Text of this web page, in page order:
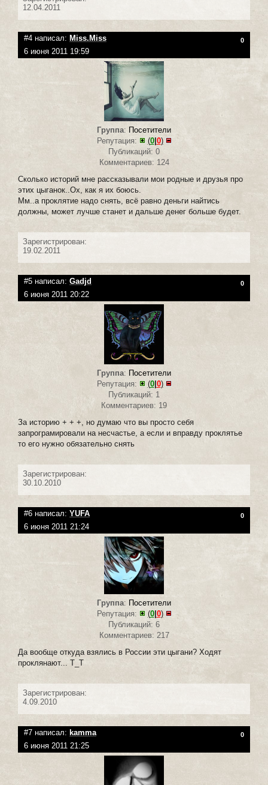
12.04.2011
#4 написал: Miss.Miss 0
6 июня 2011 19:59
Группа: Посетители
Репутация:
(0| 0)
Публикаций: 0
Комментариев: 124
Сколько историй мне рассказывали мои родные и друзья про
этих цыганок..Ох, как я их боюсь.
Мм..а проклятие надо снять, всё равно деньги найтись
должны, может лучше станет и дальше денег больше будет.
Зарегистрирован:
19.02.2011
#5 написал: Gadjd 0
6 июня 2011 20:22
Группа: Посетители
Репутация:
(0| 0)
Публикаций: 1
Комментариев: 19
За историю + + +, но думаю что вы просто себя
запрограмировали на несчастье, а если и вправду проклятье
то его нужно обязательно снять
Зарегистрирован:
30.10.2010
#6 написал: YUFA 0
6 июня 2011 21:24
Группа: Посетители
Репутация:
(0| 0)
Публикаций: 6
Комментариев: 217
Да вообще откуда взялись в России эти цыгани? Ходят
проклянают... Т_Т
Зарегистрирован:
4.09.2010
#7 написал: kamma 0
6 июня 2011 21:25